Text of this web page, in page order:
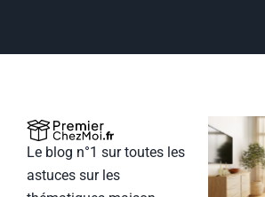
Le blog n°1 sur toutes les
astuces sur les